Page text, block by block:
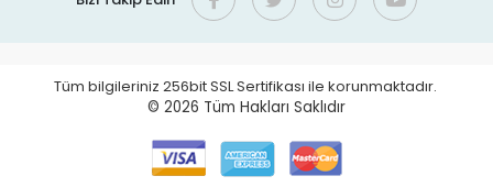
Tüm bilgileriniz 256bit SSL Sertifikası ile korunmaktadır.
© 2026 Tüm Hakları Saklıdır